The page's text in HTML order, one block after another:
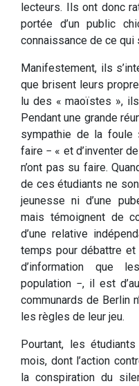
lecteurs. Ils ont donc
portée d’un public
connaissance de ce qui
Manifestement, ils
que brisent leurs
lu des « maoïstes »,
Pendant une grande
sympathie de la foule
faire − « et d’inventer
n’ont pas su faire.
de ces étudiants ne
jeunesse ni d’une
mais témoignent de
d’une relative
temps pour débattre et
d’information que
population −, il est
communards de Berlin
les règles de leur jeu.
Pourtant, les
mois, dont l’action
la conspiration du